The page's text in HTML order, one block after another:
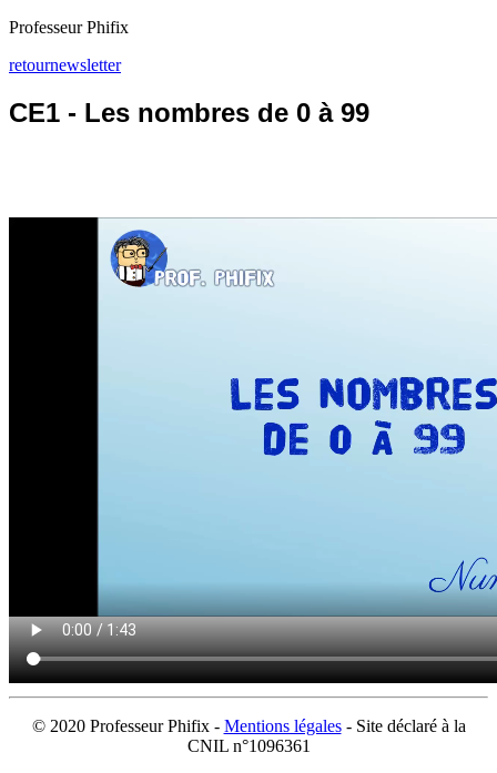
Professeur Phifix
retournewsletter
CE1 - Les nombres de 0 à 99
© 2020 Professeur Phifix - Mentions légales- Site déclaré à la
CNIL n°1096361